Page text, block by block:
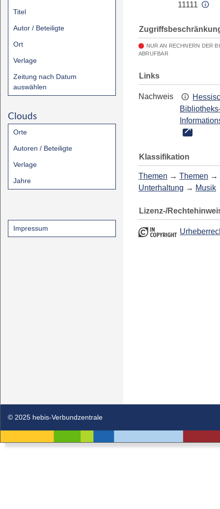
Titel
Autor / Beteiligte
Ort
Verlage
Zeitung nach Datum
auswählen
Clouds
Orte
Autoren / Beteiligte
Verlage
Jahre
Impressum
11111
NUR AN RECHNERN DER
ABRUFBAR
Links
Nachweis
Klassifikation
Themen → Themen →
Unterhaltung → Musik
Lizenz-/
© 2025 hebis-Verbundzentrale